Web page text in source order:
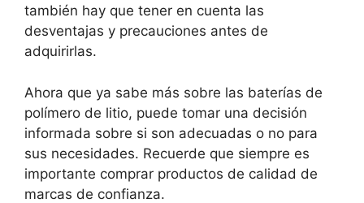
también hay que tener en cuenta las
desventajas y precauciones antes de
adquirirlas.
Ahora que ya sabe más sobre las baterías de
polímero de litio, puede tomar una decisión
informada sobre si son adecuadas o no para
sus necesidades. Recuerde que siempre es
importante comprar productos de calidad de
marcas de confianza.